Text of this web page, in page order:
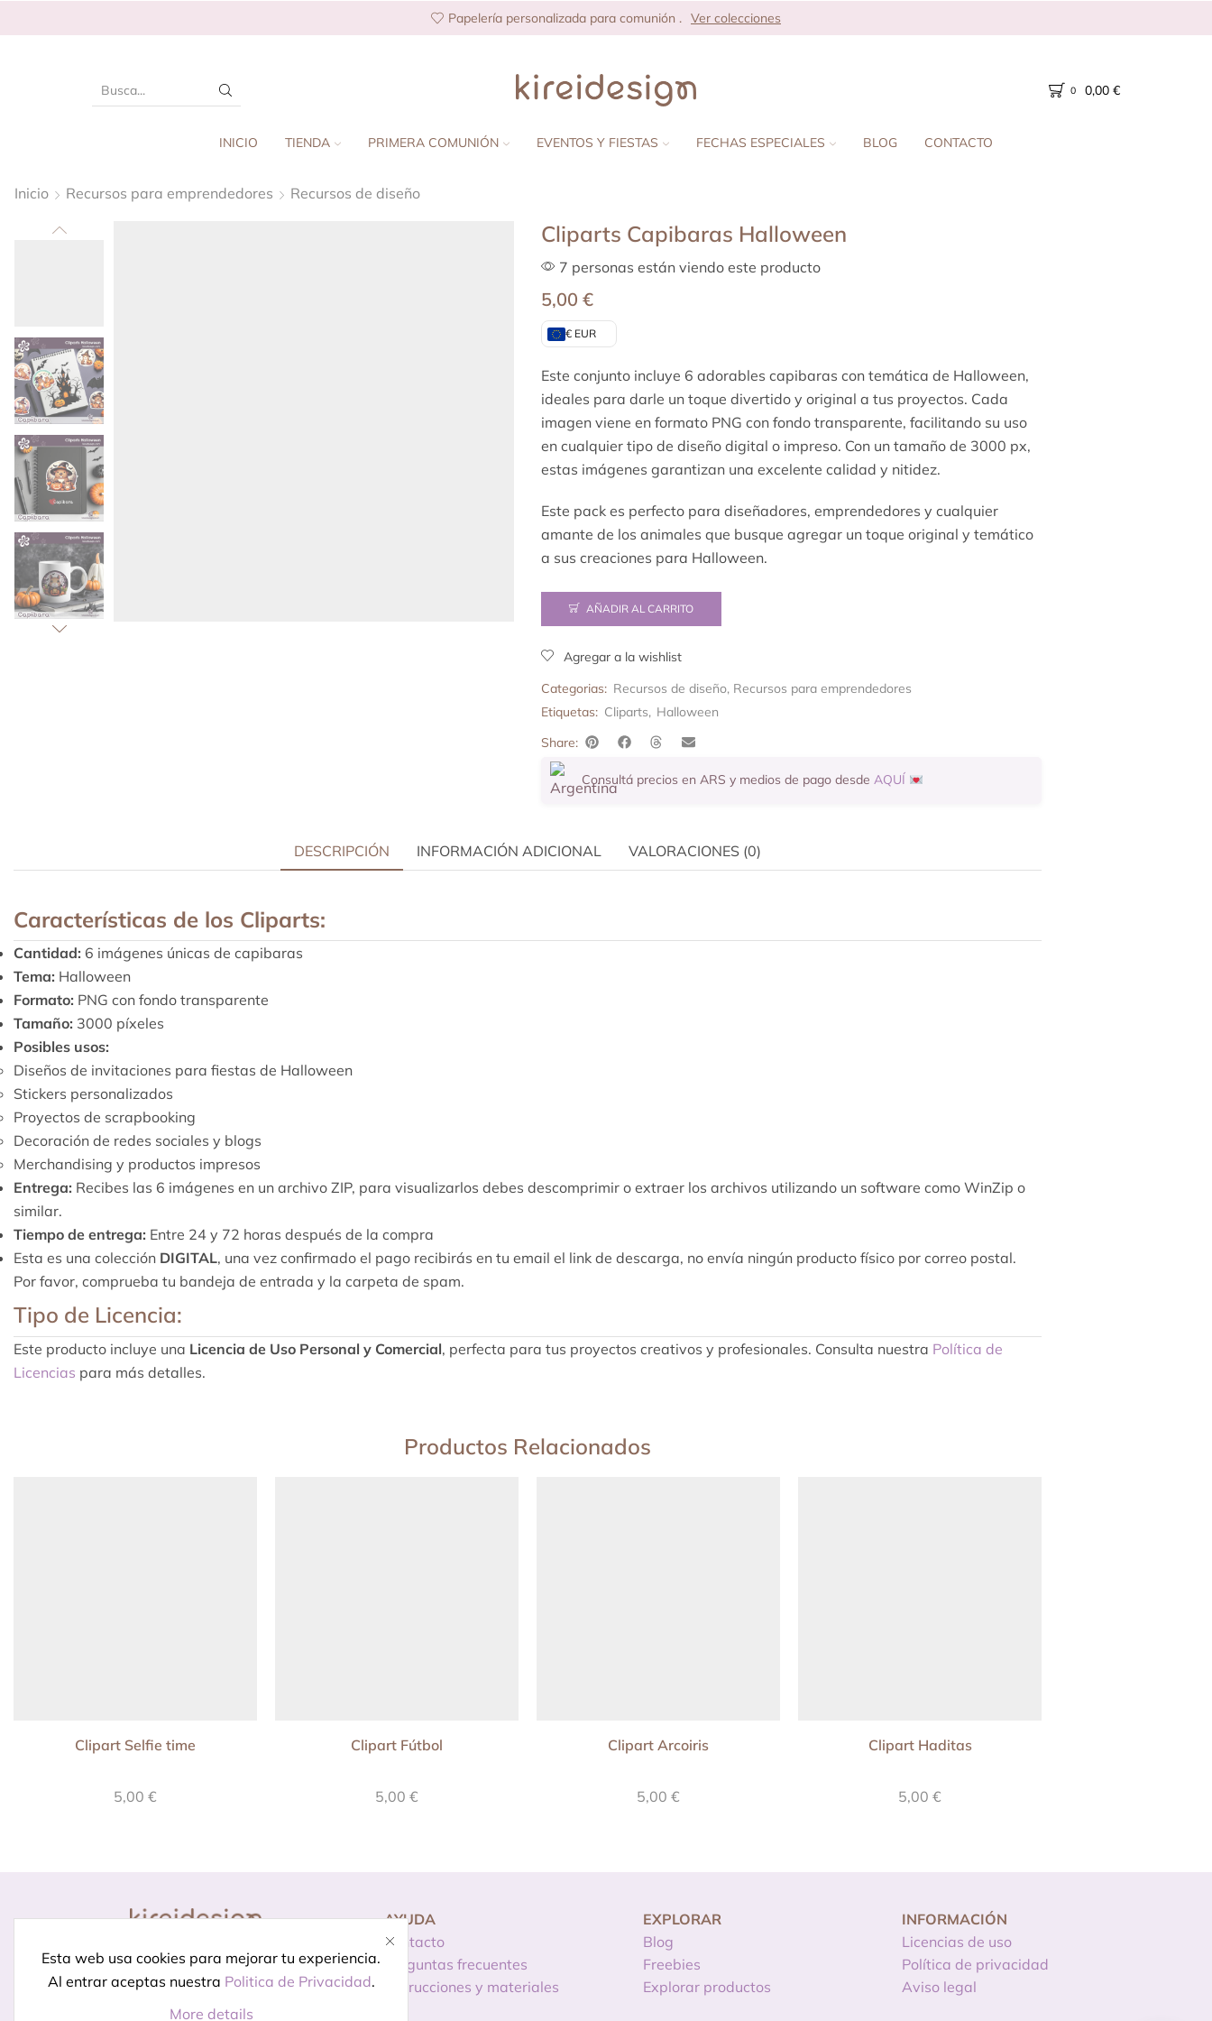
Papelería personalizada para comunión . Ver colecciones
0 0,00 €
INICIO TIENDA PRIMERA COMUNIÓN EVENTOS Y FIESTAS FECHAS ESPECIALES BLOG CONTACTO
Inicio Recursos para emprendedores Recursos de diseño
Cliparts Capibaras Halloween
7 personas están viendo este producto
5,00 €
€ EUR
Este conjunto incluye 6 adorables capibaras con temática de Halloween,
ideales para darle un toque divertido y original a tus proyectos. Cada
imagen viene en formato PNG con fondo transparente, facilitando su uso
en cualquier tipo de diseño digital o impreso. Con un tamaño de 3000 px,
estas imágenes garantizan una excelente calidad y nitidez.
Este pack es perfecto para diseñadores, emprendedores y cualquier
amante de los animales que busque agregar un toque original y temático
a sus creaciones para Halloween.
AÑADIR AL CARRITO
Agregar a la wishlist
Categorias: Recursos de diseño, Recursos para emprendedores
Etiquetas: Cliparts, Halloween
Share:
Consultá precios en ARS y medios de pago desde AQUÍ
DESCRIPCIÓN INFORMACIÓN ADICIONAL VALORACIONES (0)
Características de los Cliparts:
Cantidad: 6 imágenes únicas de capibaras
Tema: Halloween
Formato: PNG con fondo transparente
Tamaño: 3000 píxeles
Posibles usos:
Diseños de invitaciones para fiestas de Halloween
Stickers personalizados
Proyectos de scrapbooking
Decoración de redes sociales y blogs
Merchandising y productos impresos
Entrega: Recibes las 6 imágenes en un archivo ZIP, para visualizarlos debes descomprimir o extraer los archivos utilizando un software como WinZip o
similar.
Tiempo de entrega: Entre 24 y 72 horas después de la compra
Esta es una colección DIGITAL, una vez confirmado el pago recibirás en tu email el link de descarga, no envía ningún producto físico por correo postal.
Por favor, comprueba tu bandeja de entrada y la carpeta de spam.
Tipo de Licencia:
Este producto incluye una Licencia de Uso Personal y Comercial, perfecta para tus proyectos creativos y profesionales. Consulta nuestra Política de
Licencias para más detalles.
Productos Relacionados
Clipart Selfie time
5,00 €
Clipart Fútbol
5,00 €
Clipart Arcoiris
5,00 €
Clipart Haditas
5,00 €
Esta web usa cookies para mejorar tu experiencia.
Al entrar aceptas nuestra Politica de Privacidad.
More details
Diseño para momentos
especiales.
Porque celebrar
está en los detalles
AYUDA
Contacto
Preguntas frecuentes
Instrucciones y materiales
EXPLORAR
Blog
Freebies
Explorar productos
INFORMACIÓN
Licencias de uso
Política de privacidad
Aviso legal